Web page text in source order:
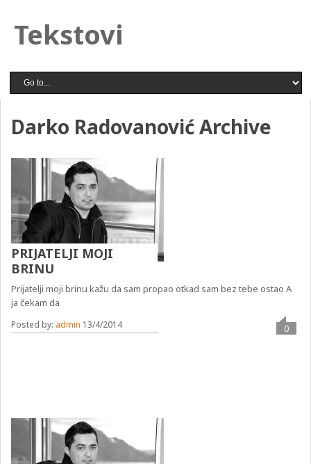
Tekstovi
Darko Radovanović Archive
PRIJATELJI MOJI
BRINU
Prijatelji moji brinu kažu da sam propao otkad sam bez tebe ostao A
ja čekam da
Posted by: admin 13/4/2014 0